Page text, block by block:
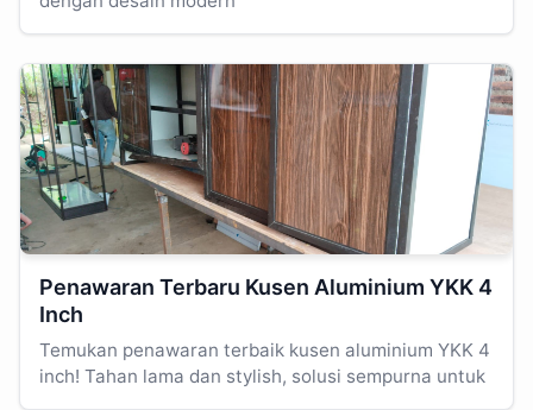
Penawaran Terbaru Kusen Aluminium YKK 4
Inch
Temukan penawaran terbaik kusen aluminium YKK 4
inch! Tahan lama dan stylish, solusi sempurna untuk